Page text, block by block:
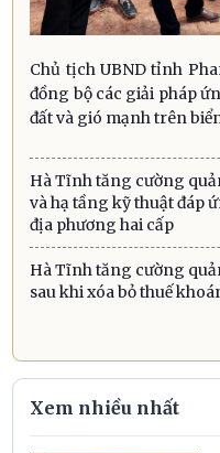
Chủ tịch UBND tỉnh
đồng bộ các giải pháp
đất và gió mạnh trên
Hà Tĩnh tăng cường
và hạ tầng kỹ thuật đáp
địa phương hai cấp
Hà Tĩnh tăng cường
sau khi xóa bỏ thuế
Xem nhiều nhất